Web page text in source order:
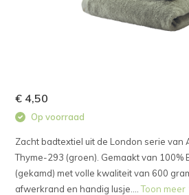
€ 4,50
Op voorraad
Zacht badtextiel uit de London serie van
Thyme-293 (groen). Gemaakt van 100%
(gekamd) met volle kwaliteit van 600
afwerkrand en handig lusje....Toon meer